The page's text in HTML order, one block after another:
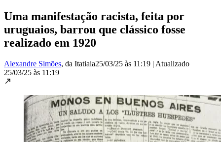
Uma manifestação racista, feita por
uruguaios, barrou que clássico fosse
realizado em 1920
Alexandre Simões, da Itatiaia25/03/25 às 11:19 | Atualizado
25/03/25 às 11:19